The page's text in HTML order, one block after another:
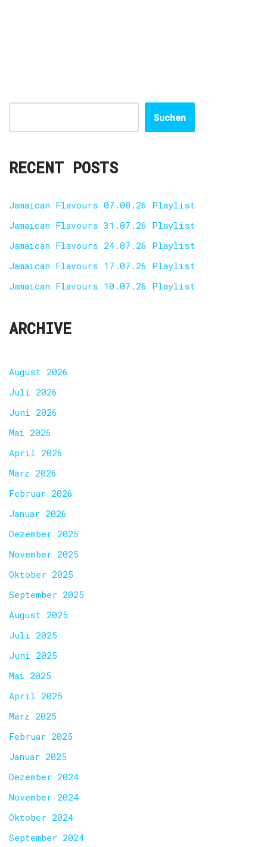
Suchen
RECENT POSTS
Jamaican Flavours 07.08.26 Playlist
Jamaican Flavours 31.07.26 Playlist
Jamaican Flavours 24.07.26 Playlist
Jamaican Flavours 17.07.26 Playlist
Jamaican Flavours 10.07.26 Playlist
ARCHIVE
August 2026
Juli 2026
Juni 2026
Mai 2026
April 2026
März 2026
Februar 2026
Januar 2026
Dezember 2025
November 2025
Oktober 2025
September 2025
August 2025
Juli 2025
Juni 2025
Mai 2025
April 2025
März 2025
Februar 2025
Januar 2025
Dezember 2024
November 2024
Oktober 2024
September 2024